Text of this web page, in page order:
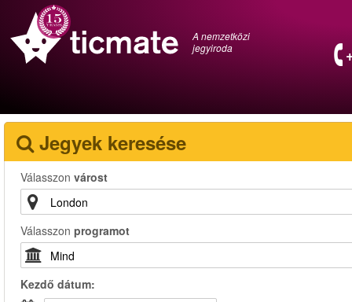
A nemzetközi
jegyiroda
Jegyek keresése
Válasszon várost
Válasszon programot
Kezdő dátum: